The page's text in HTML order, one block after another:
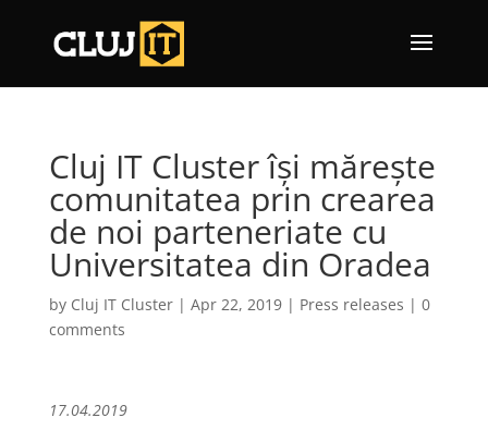
Cluj IT Cluster își mărește
comunitatea prin crearea
de noi parteneriate cu
Universitatea din Oradea
by Cluj IT Cluster| Apr 22, 2019| Press releases | 0
comments
17.04.2019